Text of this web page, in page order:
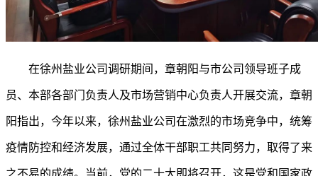
在徐州盐业公司调研期间，章朝阳与市公司领导班子成
员、本部各部门负责人及市场营销中心负责人开展交流，章朝
阳指出，今年以来，徐州盐业公司在激烈的市场竞争中，统筹
疫情防控和经济发展，通过全体干部职工共同努力，取得了来
之不易的成绩。当前，党的二十大即将召开，这是党和国家政